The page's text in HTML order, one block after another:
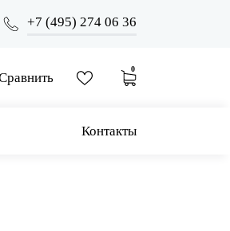
+7 (495) 274 06 36
0
Контакты